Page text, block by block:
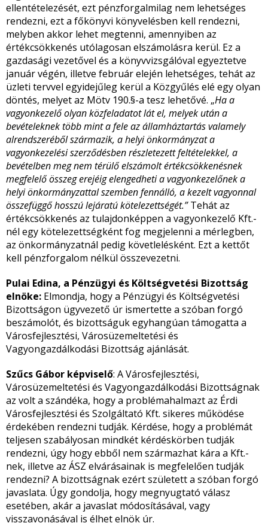
ellentételezését, ezt pénzforgalmilag nem lehetséges
rendezni, ezt a főkönyvi könyvelésben kell rendezni,
melyben akkor lehet megtenni, amennyiben az
értékcsökkenés utólagosan elszámolásra kerül. Ez a
gazdasági vezetővel és a könyvvizsgálóval egyeztetve
január végén, illetve február elején lehetséges, tehát az
üzleti tervvel egyidejűleg kerül a Közgyűlés elé egy olyan
döntés, melyet az Mötv 190.§-a tesz lehetővé. „Ha a
vagyonkezelő olyan közfeladatot lát el, melyek után a
bevételeknek több mint a fele az államháztartás valamely
alrendszeréből származik, a helyi önkormányzat a
vagyonkezelési szerződésben részletezett feltételekkel, a
bevételben meg nem térülő elszámolt értékcsökkenésnek
megfelelő összeg erejéig elengedheti a vagyonkezelőnek a
helyi önkormányzattal szemben fennálló, a kezelt vagyonnal
összefüggő hosszú lejáratú kötelezettségét.”Tehát az
értékcsökkenés az tulajdonképpen a vagyonkezelő Kft.-
nél egy kötelezettségként fog megjelenni a mérlegben,
az önkormányzatnál pedig követlelésként. Ezt a kettőt
kell pénzforgalom nélkül összevezetni.
Pulai Edina, a Pénzügyi és Költségvetési Bizottság
elnöke: Elmondja, hogy a Pénzügyi és Költségvetési
Bizottságon ügyvezető úr ismertette a szóban forgó
beszámolót, és bizottságuk egyhangúan támogatta a
Városfejlesztési, Városüzemeltetési és
Vagyongazdálkodási Bizottság ajánlását.
Szűcs Gábor képviselő: A Városfejlesztési,
Városüzemeltetési és Vagyongazdálkodási Bizottságnak
az volt a szándéka, hogy a problémahalmazt az Érdi
Városfejlesztési és Szolgáltató Kft. sikeres működése
érdekében rendezni tudják. Kérdése, hogy a problémát
teljesen szabályosan mindkét kérdéskörben tudják
rendezni, úgy hogy ebből nem származhat kára a Kft.-
nek, illetve az ÁSZ elvárásainak is megfelelően tudják
rendezni? A bizottságnak ezért született a szóban forgó
javaslata. Úgy gondolja, hogy megnyugtató válasz
esetében, akár a javaslat módosításával, vagy
visszavonásával is élhet elnök úr.